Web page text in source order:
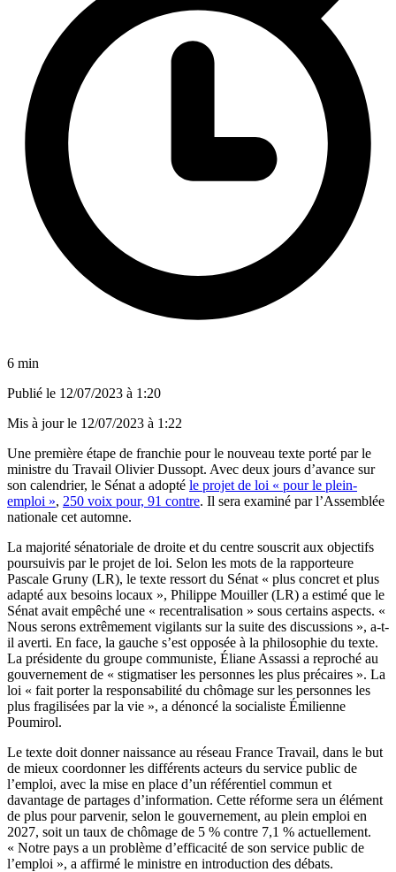
6 min
Publié le 12/07/2023 à 1:20
Mis à jour le 12/07/2023 à 1:22
Une première étape de franchie pour le nouveau texte porté par le
ministre du Travail Olivier Dussopt. Avec deux jours d’avance sur
son calendrier, le Sénat a adopté le projet de loi « pour le plein-
emploi », 250 voix pour, 91 contre. Il sera examiné par l’Assemblée
nationale cet automne.
La majorité sénatoriale de droite et du centre souscrit aux objectifs
poursuivis par le projet de loi. Selon les mots de la rapporteure
Pascale Gruny (LR), le texte ressort du Sénat « plus concret et plus
adapté aux besoins locaux », Philippe Mouiller (LR) a estimé que le
Sénat avait empêché une « recentralisation » sous certains aspects. «
Nous serons extrêmement vigilants sur la suite des discussions », a-t-
il averti. En face, la gauche s’est opposée à la philosophie du texte.
La présidente du groupe communiste, Éliane Assassi a reproché au
gouvernement de « stigmatiser les personnes les plus précaires ». La
loi « fait porter la responsabilité du chômage sur les personnes les
plus fragilisées par la vie », a dénoncé la socialiste Émilienne
Poumirol.
Le texte doit donner naissance au réseau France Travail, dans le but
de mieux coordonner les différents acteurs du service public de
l’emploi, avec la mise en place d’un référentiel commun et
davantage de partages d’information. Cette réforme sera un élément
de plus pour parvenir, selon le gouvernement, au plein emploi en
2027, soit un taux de chômage de 5 % contre 7,1 % actuellement.
« Notre pays a un problème d’efficacité de son service public de
l’emploi », a affirmé le ministre en introduction des débats.